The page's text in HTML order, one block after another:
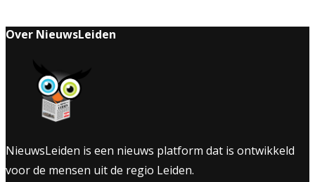
Over NieuwsLeiden
NieuwsLeiden is een nieuws platform dat is ontwikkeld
voor de mensen uit de regio Leiden.